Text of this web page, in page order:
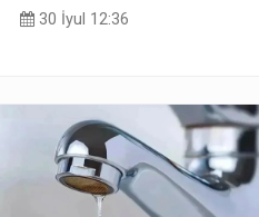
30 İyul 12:36